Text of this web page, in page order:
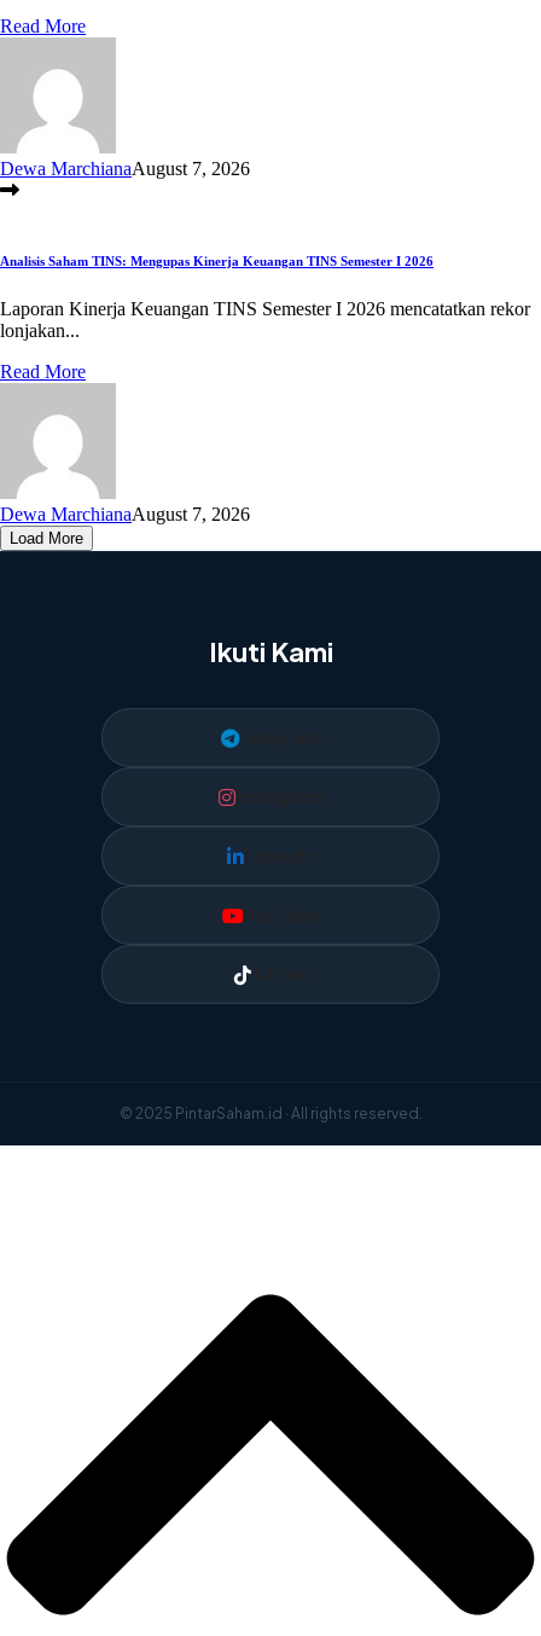
Read More
Dewa MarchianaAugust 7, 2026
Analisis Saham TINS: Mengupas Kinerja Keuangan TINS Semester I 2026
Laporan Kinerja Keuangan TINS Semester I 2026 mencatatkan rekor
lonjakan...
Read More
Dewa MarchianaAugust 7, 2026
Load More
Ikuti Kami
Telegram
LinkedIn
YouTube
TikTok
© 2025 PintarSaham.id · All rights reserved.